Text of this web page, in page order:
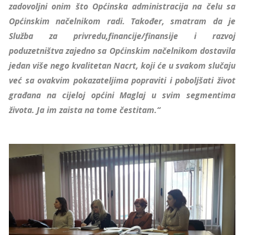
zadovoljni onim što Općinska administracija na čelu sa
Općinskim načelnikom radi. Također, smatram da je
Služba za privredu,financije/finansije i razvoj
poduzetništva zajedno sa Općinskim načelnikom dostavila
jedan više nego kvalitetan Nacrt, koji će u svakom slučaju
već sa ovakvim pokazateljima popraviti i poboljšati život
građana na cijeloj općini Maglaj u svim segmentima
života. Ja im zaista na tome čestitam.“